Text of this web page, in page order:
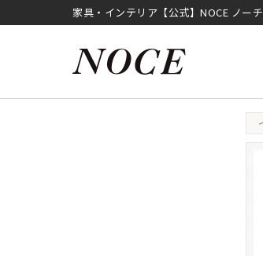
家具・インテリア【公式】NOCE ノー